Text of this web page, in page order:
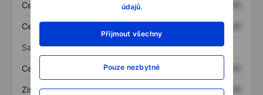
údajů.
Přijmout všechny
Pouze nezbytné
Celková aktiva
Celkový dluh XXXXXXX
Sazby
Cena/tržby XXXXXXX
Zisk na akcii XXXXXXX XXXXXXX